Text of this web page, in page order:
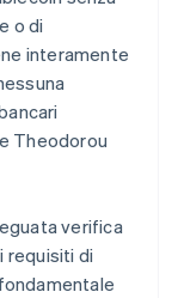
o di
interamente
Theodorou
verifica
requisiti di